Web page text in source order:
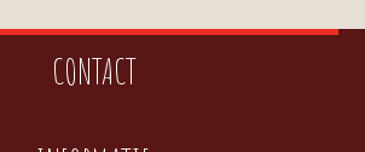
CONTACT